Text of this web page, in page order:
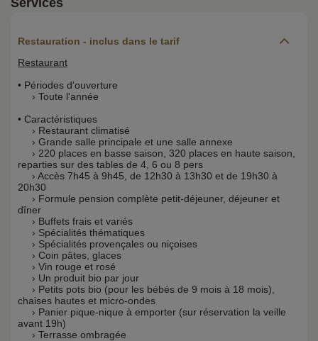
Restauration - inclus dans le tarif
Restaurant
• Périodes d'ouverture
› Toute l'année
• Caractéristiques
› Restaurant climatisé
› Grande salle principale et une salle annexe
› 220 places en basse saison, 320 places en haute saison,
reparties sur des tables de 4, 6 ou 8 pers
› Accès 7h45 à 9h45, de 12h30 à 13h30 et de 19h30 à
20h30
› Formule pension complète petit-déjeuner, déjeuner et
dîner
› Buffets frais et variés
› Spécialités thématiques
› Spécialités provençales ou niçoises
› Coin pâtes, glaces
› Vin rouge et rosé
› Un produit bio par jour
› Petits pots bio (pour les bébés de 9 mois à 18 mois),
chaises hautes et micro-ondes
› Panier pique-nique à emporter (sur réservation la veille
avant 19h)
› Terrasse ombragée